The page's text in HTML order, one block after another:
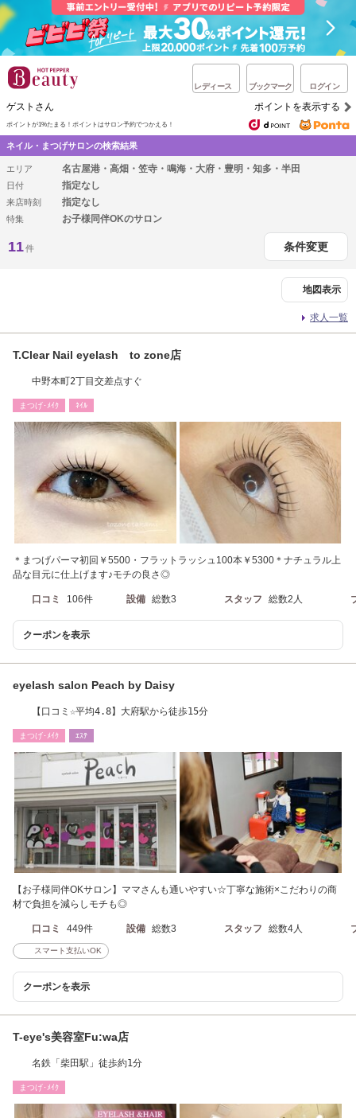
レディース ブックマーク ログイン
ゲストさん ポイントを表示する
ポイントが1%たまる！ ポイントはサロン予約でつかえる！
ネイル・まつげサロンの検索結果
エリア 名古屋港・高畑・笠寺・鳴海・大府・豊明・知多・半田
日付 指定なし
来店時刻 指定なし
特集 お子様同伴OKのサロン
11件 条件変更
地図表示
求人一覧
T.Clear Nail eyelash to zone店
中野本町2丁目交差点すぐ
まつげ･ﾒｲｸ ﾈｲﾙ
＊まつげパーマ初回￥5500・フラットラッシュ100本￥5300＊ナチュラル上
品な目元に仕上げます♪モチの良さ◎
口コミ 106件 設備 総数3 スタッフ 総数2人
クーポンを表示
eyelash salon Peach by Daisy
【口コミ☆平均4.8】大府駅から徒歩15分
まつげ･ﾒｲｸ ｴｽﾃ
【お子様同伴OKサロン】ママさんも通いやすい☆丁寧な施術×こだわりの商
材で負担を減らしモチも◎
口コミ 449件 設備 総数3 スタッフ 総数4人
スマート支払いOK
クーポンを表示
T-eye's美容室Fu:wa店
名鉄「柴田駅」徒歩約1分
まつげ･ﾒｲｸ